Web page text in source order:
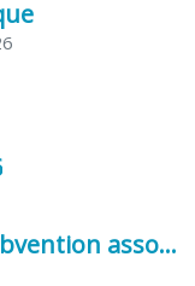
CERFA demande de subvention association